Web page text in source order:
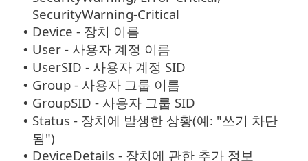
SecurityWarning-Critical
• Device - 장치 이름
• User - 사용자 계정 이름
• UserSID - 사용자 계정 SID
• Group - 사용자 그룹 이름
• GroupSID - 사용자 그룹 SID
• Status - 장치에 발생한 상황(예: "쓰기 차단
됨")
• DeviceDetails - 장치에 관한 추가 정보